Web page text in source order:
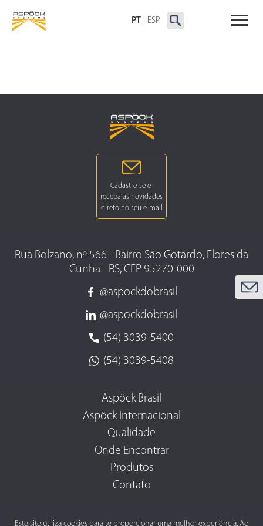
PT ESP
DELIMITADORAS E
LATERAIS
Este site utiliza cookies para te proporcionar uma melhor experiência. Ao
Rua Bolzano, nº 566 - Bairro São Gotardo, Flores da
Cunha - RS, CEP 95270-000
@aspockdobrasil
@aspockdobrasil
(54) 3039-5400
(54) 3039-5408
Aspöck Brasil
Aspöck Internacional
Qualidade
Onde Encontrar
Produtos
Contato